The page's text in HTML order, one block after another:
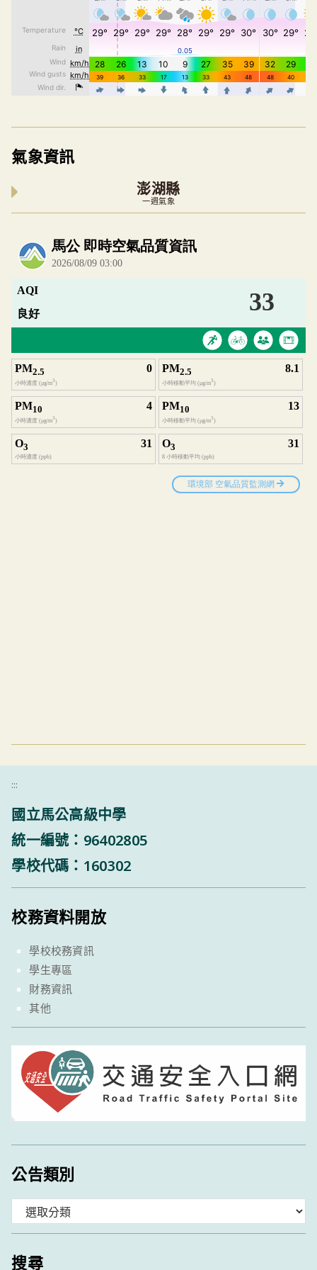
氣象資訊
澎湖縣
一週氣象
內嵌空氣品質小工具為視覺預覽，完整即時空
:::
國立馬公高級中學
統一編號：96402805
學校代碼：160302
校務資料開放
學校校務資訊
學生專區
財務資訊
其他
公告類別
類
搜尋